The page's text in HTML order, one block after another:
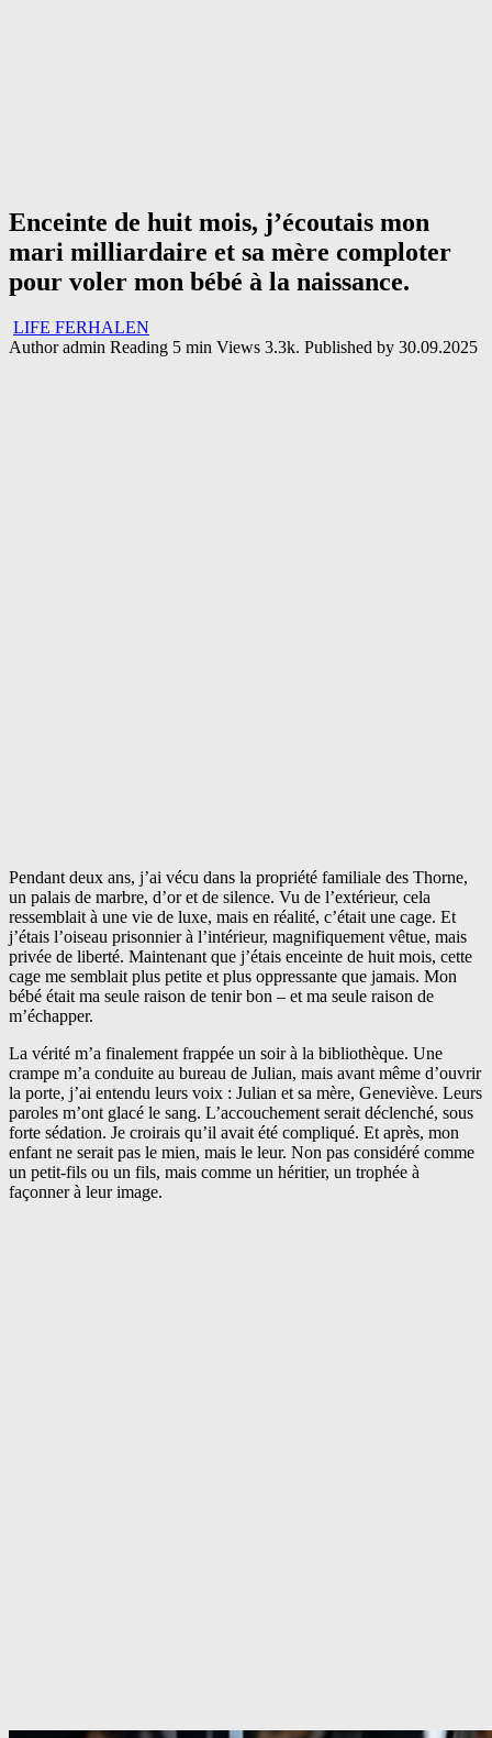
Enceinte de huit mois, j’écoutais mon
mari milliardaire et sa mère comploter
pour voler mon bébé à la naissance.
LIFE FERHALEN
Author admin Reading 5 min Views 3.3k. Published by 30.09.2025
Pendant deux ans, j’ai vécu dans la propriété familiale des Thorne,
un palais de marbre, d’or et de silence. Vu de l’extérieur, cela
ressemblait à une vie de luxe, mais en réalité, c’était une cage. Et
j’étais l’oiseau prisonnier à l’intérieur, magnifiquement vêtue, mais
privée de liberté. Maintenant que j’étais enceinte de huit mois, cette
cage me semblait plus petite et plus oppressante que jamais. Mon
bébé était ma seule raison de tenir bon – et ma seule raison de
m’échapper.
La vérité m’a finalement frappée un soir à la bibliothèque. Une
crampe m’a conduite au bureau de Julian, mais avant même d’ouvrir
la porte, j’ai entendu leurs voix : Julian et sa mère, Geneviève. Leurs
paroles m’ont glacé le sang. L’accouchement serait déclenché, sous
forte sédation. Je croirais qu’il avait été compliqué. Et après, mon
enfant ne serait pas le mien, mais le leur. Non pas considéré comme
un petit-fils ou un fils, mais comme un héritier, un trophée à
façonner à leur image.